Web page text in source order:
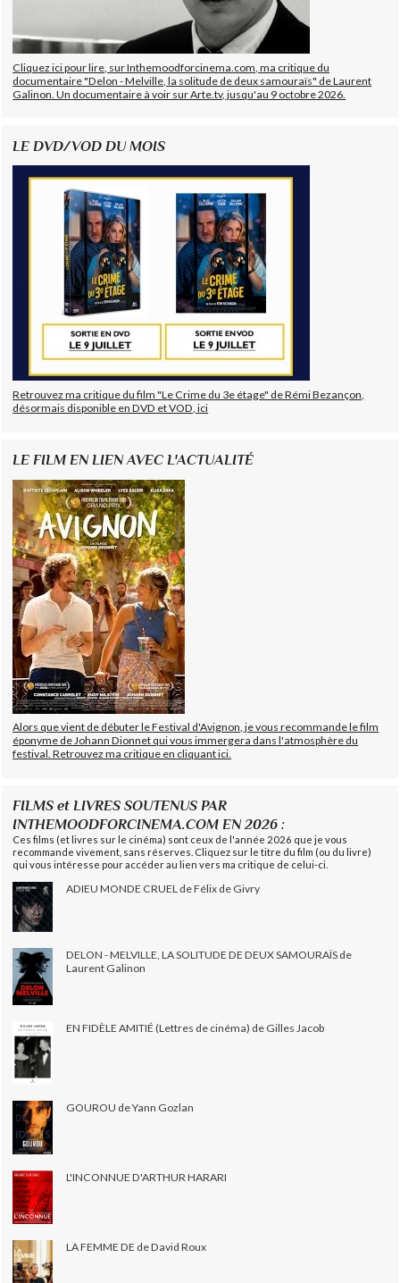
Cliquez ici pour lire, sur Inthemoodforcinema.com, ma critique du
documentaire "Delon - Melville, la solitude de deux samouraïs" de Laurent
Galinon. Un documentaire à voir sur Arte.tv, jusqu'au 9 octobre 2026.
LE DVD/VOD DU MOIS
Retrouvez ma critique du film "Le Crime du 3e étage" de Rémi Bezançon,
désormais disponible en DVD et VOD, ici
LE FILM EN LIEN AVEC L'ACTUALITÉ
Alors que vient de débuter le Festival d'Avignon, je vous recommande le film
éponyme de Johann Dionnet qui vous immergera dans l'atmosphère du
festival. Retrouvez ma critique en cliquant ici.
FILMS et LIVRES SOUTENUS PAR
INTHEMOODFORCINEMA.COM EN 2026 :
Ces films (et livres sur le cinéma) sont ceux de l'année 2026 que je vous
recommande vivement, sans réserves. Cliquez sur le titre du film (ou du livre)
qui vous intéresse pour accéder au lien vers ma critique de celui-ci.
ADIEU MONDE CRUEL de Félix de Givry
DELON - MELVILLE, LA SOLITUDE DE DEUX SAMOURAÏS de
Laurent Galinon
EN FIDÈLE AMITIÉ (Lettres de cinéma) de Gilles Jacob
GOUROU de Yann Gozlan
L'INCONNUE D'ARTHUR HARARI
LA FEMME DE de David Roux